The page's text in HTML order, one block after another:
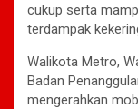
cukup serta
terdampak
Walikota Metro,
Badan
mengerahkan